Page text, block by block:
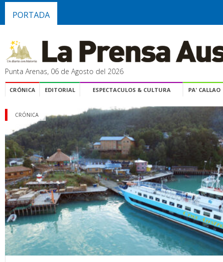
PORTADA
Punta Arenas, 06 de Agosto del 2026
CRÓNICA EDITORIAL ESPECTACULOS & CULTURA PA' CALLAO
CRÓNICA